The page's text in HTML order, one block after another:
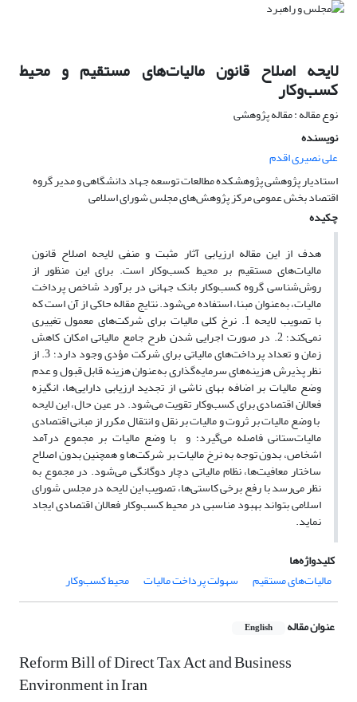
لایحه اصلاح قانون مالیات‌‌های مستقیم و محیط
کسب‌وکار
نوع مقاله : مقاله پژوهشی
نویسنده
علی نصیری اقدم
استادیار پژوهشی پژوهشکده مطالعات توسعه جهاد دانشگاهی و مدیر گروه
اقتصاد بخش عمومی مرکز پژوهش‌های مجلس شورای اسلامی
چکیده
هدف از این مقاله ارزیابی آثار مثبت و منفی لایحه اصلاح قانون
مالیات‌‌های مستقیم بر محیط کسب‌وکار است. برای این منظور از
روش‌‌شناسی گروه کسب‌وکار بانک جهانی در برآورد شاخص پرداخت
مالیات، به‌عنوان مبنا، استفاده می‌شود. نتایج مقاله حاکی از آن است که
با تصویب لایحه 1. نرخ کلی مالیات برای شرکت‌های معمول تغییری
نمی‌‌کند؛ 2. در صورت اجرایی شدن طرح جامع مالیاتی امکان کاهش
زمان و تعداد پرداخت‌‌های مالیاتی برای شرکت مؤدی وجود دارد؛ 3. از
نظر پذیرش هزینه‌‌های سرمایه‌‌گذاری به‌عنوان هزینه قابل قبول و عدم
وضع مالیات بر اضافه بهای ناشی از تجدید ارزیابی دارایی‌‌ها، انگیزه
فعالان اقتصادی برای کسب‌وکار تقویت می‌شود. در عین حال، این لایحه
با وضع مالیات بر ثروت و مالیات بر نقل و انتقال مکرر از مبانی اقتصادی
مالیات‌ستانی فاصله می‌‌گیرد؛ و با وضع مالیات بر مجموع درآمد
اشخاص، بدون توجه به نرخ مالیات بر شرکت‌ها و همچنین بدون اصلاح
ساختار معافیت‌‌ها، نظام مالیاتی دچار دوگانگی می‌شود. در مجموع به
نظر می‌رسد با رفع برخی کاستی‌‌ها، تصویب این لایحه در مجلس شورای
اسلامی بتواند بهبود مناسبی در محیط کسب‌وکار فعالان اقتصادی ایجاد
نماید.
کلیدواژه‌ها
مالیات‌‌های مستقیم
سهولت پرداخت مالیات محیط کسب‌وکار
عنوان مقاله English
Reform Bill of Direct Tax Act and Business
Environment in Iran